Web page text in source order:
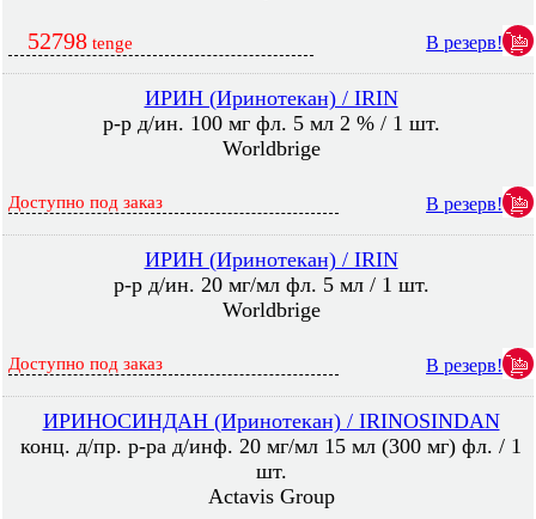
52798 tenge В резерв!
ИРИН (Иринотекан) / IRIN
р-р д/ин. 100 мг фл. 5 мл 2 % / 1 шт.
Worldbrige
Доступно под заказ В резерв!
ИРИН (Иринотекан) / IRIN
р-р д/ин. 20 мг/мл фл. 5 мл / 1 шт.
Worldbrige
Доступно под заказ В резерв!
ИРИНОСИНДАН (Иринотекан) / IRINOSINDAN
конц. д/пр. р-ра д/инф. 20 мг/мл 15 мл (300 мг) фл. / 1
шт.
Actavis Group